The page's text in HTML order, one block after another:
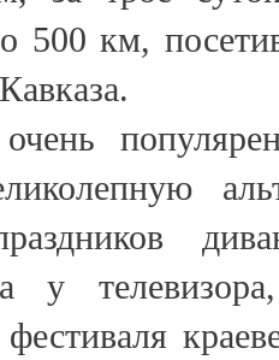
500 км,
у
фестиваля